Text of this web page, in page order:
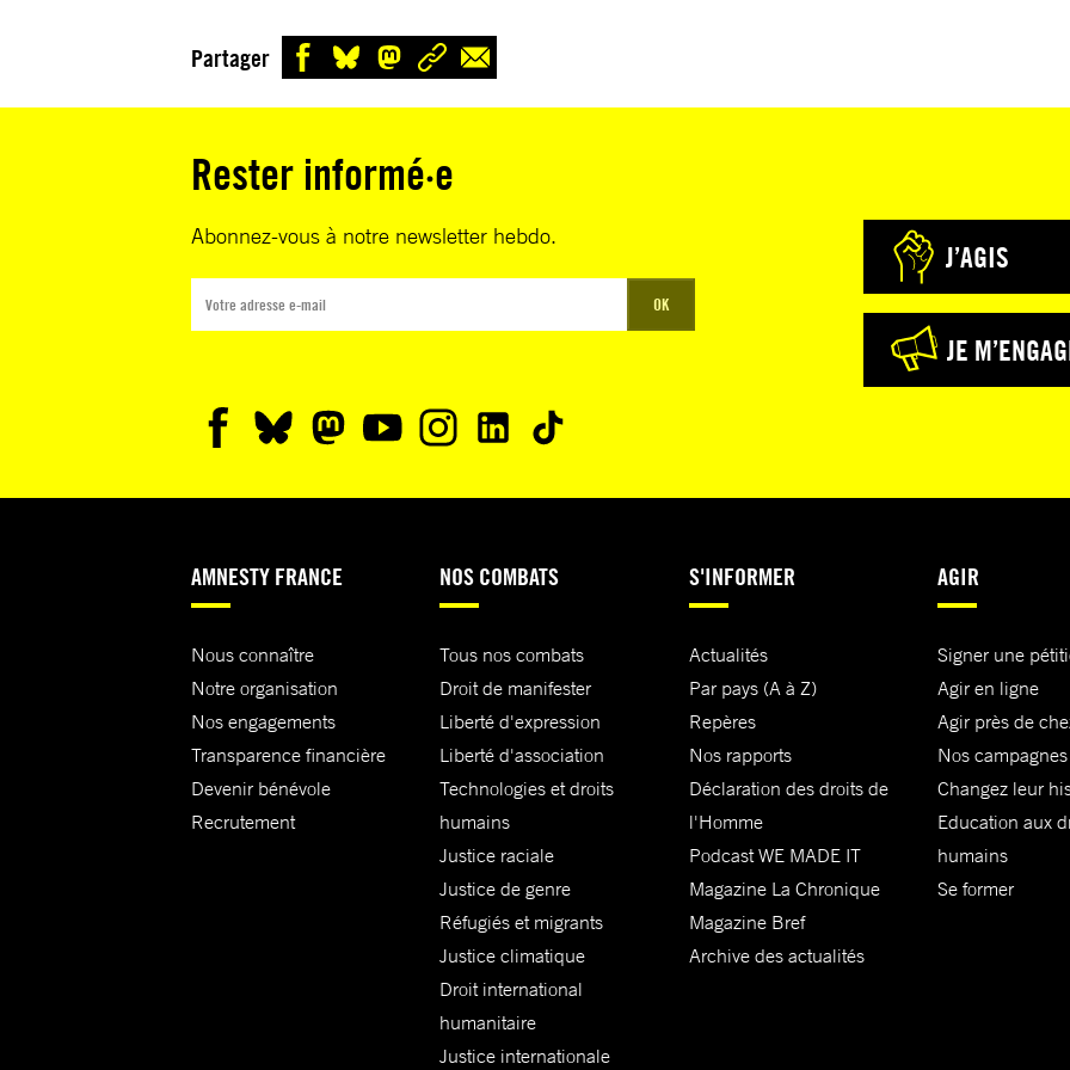
Partager
Rester informé·e
Abonnez-vous à notre newsletter hebdo.
OK
J’AGIS
JE
AMNESTY FRANCE
Nous connaître
Notre organisation
Nos engagements
Transparence financière
Devenir bénévole
Recrutement
NOS COMBATS
Tous nos combats
Droit de manifester
Liberté d'expression
Liberté d'association
Technologies et droits
humains
Justice raciale
Justice de genre
Réfugiés et migrants
Justice climatique
Droit international
humanitaire
Justice internationale
S'INFORMER
Actualités
Par pays (A à Z)
Repères
Nos rapports
Déclaration des droits de
l'Homme
Podcast WE MADE IT
Magazine La Chronique
Magazine Bref
Archive des actualités
AGIR
Signer une
Agir en ligne
Agir près de
Nos campagnes
Changez leur
Education aux
humains
Se former